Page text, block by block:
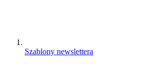
Szablony newslettera